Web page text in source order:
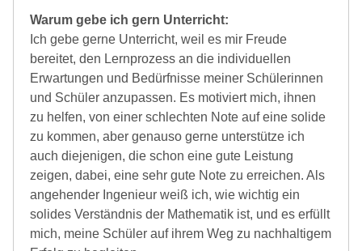
Warum gebe ich gern Unterricht:
Ich gebe gerne Unterricht, weil es mir Freude
bereitet, den Lernprozess an die individuellen
Erwartungen und Bedürfnisse meiner Schülerinnen
und Schüler anzupassen. Es motiviert mich, ihnen
zu helfen, von einer schlechten Note auf eine solide
zu kommen, aber genauso gerne unterstütze ich
auch diejenigen, die schon eine gute Leistung
zeigen, dabei, eine sehr gute Note zu erreichen. Als
angehender Ingenieur weiß ich, wie wichtig ein
solides Verständnis der Mathematik ist, und es erfüllt
mich, meine Schüler auf ihrem Weg zu nachhaltigem